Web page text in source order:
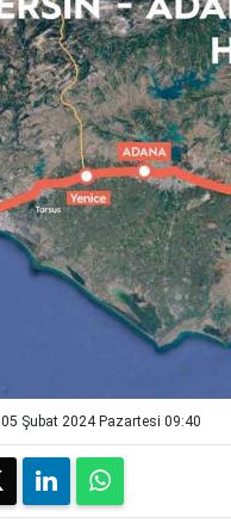
05 Şubat 2024 Pazartesi 09:40